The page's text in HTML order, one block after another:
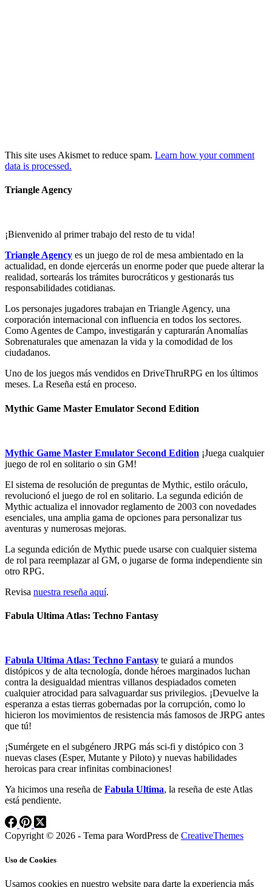
This site uses Akismet to reduce spam. Learn how your comment
data is processed.
Triangle Agency
¡Bienvenido al primer trabajo del resto de tu vida!
Triangle Agency es un juego de rol de mesa ambientado en la
actualidad, en donde ejercerás un enorme poder que puede alterar la
realidad, sortearás los trámites burocráticos y gestionarás tus
responsabilidades cotidianas.
Los personajes jugadores trabajan en Triangle Agency, una
corporación internacional con influencia en todos los sectores.
Como Agentes de Campo, investigarán y capturarán Anomalías
Sobrenaturales que amenazan la vida y la comodidad de los
ciudadanos.
Uno de los juegos más vendidos en DriveThruRPG en los últimos
meses. La Reseña está en proceso.
Mythic Game Master Emulator Second Edition
Mythic Game Master Emulator Second Edition ¡Juega cualquier
juego de rol en solitario o sin GM!
El sistema de resolución de preguntas de Mythic, estilo oráculo,
revolucionó el juego de rol en solitario. La segunda edición de
Mythic actualiza el innovador reglamento de 2003 con novedades
esenciales, una amplia gama de opciones para personalizar tus
aventuras y numerosas mejoras.
La segunda edición de Mythic puede usarse con cualquier sistema
de rol para reemplazar al GM, o jugarse de forma independiente sin
otro RPG.
Revisa nuestra reseña aquí.
Fabula Ultima Atlas: Techno Fantasy
Fabula Ultima Atlas: Techno Fantasy te guiará a mundos
distópicos y de alta tecnología, donde héroes marginados luchan
contra la desigualdad mientras villanos despiadados cometen
cualquier atrocidad para salvaguardar sus privilegios. ¡Devuelve la
esperanza a estas tierras gobernadas por la corrupción, como lo
hicieron los movimientos de resistencia más famosos de JRPG antes
que tú!
¡Sumérgete en el subgénero JRPG más sci-fi y distópico con 3
nuevas clases (Esper, Mutante y Piloto) y nuevas habilidades
heroicas para crear infinitas combinaciones!
Ya hicimos una reseña de Fabula Ultima, la reseña de este Atlas
está pendiente.
Copyright © 2026 - Tema para WordPress de CreativeThemes
Uso de Cookies
Usamos cookies en nuestro website para darte la experiencia más